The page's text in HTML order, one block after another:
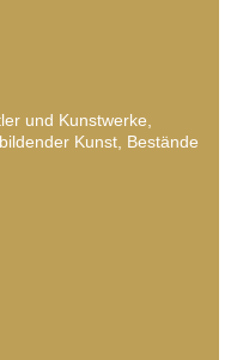
und Kunstwerke,
Kunst, Bestände